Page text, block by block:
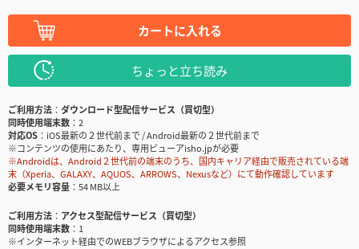
カートに入れる
ちょっと立ち読み
ご利用方法
ダウンロード型配信サービス（買切型）
同時使用端末数
2
対応OS
iOS最新の２世代前まで / Android最新の２世代前まで
※コンテンツの使用にあたり、専用ビューアisho.jpが必要
※Androidは、Android２世代前の端末のうち、国内キャリア経由で販売されている端
末（Xperia、GALAXY、AQUOS、ARROWS、Nexusなど）にて動作確認しています
必要メモリ容量
54 MB以上
ご利用方法
アクセス型配信サービス（買切型）
同時使用端末数
1
※インターネット経由でのWEBブラウザによるアクセス参照